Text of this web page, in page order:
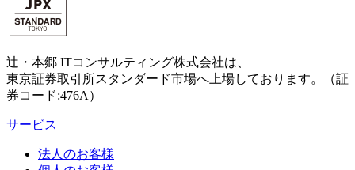
辻・本郷 ITコンサルティング株式会社は、
東京証券取引所スタンダード市場へ上場しております。（証
券コード:476A）
サービス
法人のお客様